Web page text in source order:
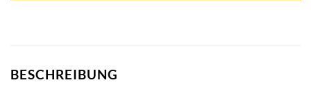
BESCHREIBUNG